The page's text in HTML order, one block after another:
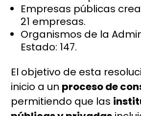
Empresas públicas
21 empresas.
Organismos de la
Estado: 147.
El objetivo de esta
inicio a un proceso de
permitiendo que las